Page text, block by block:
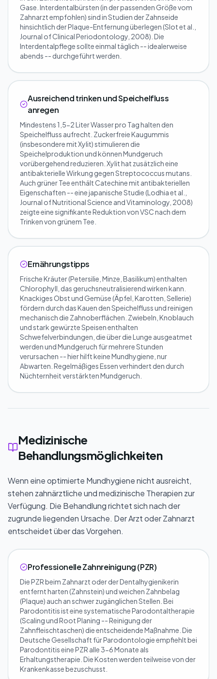
Gase. Interdentalbürsten (in der passenden Größe vom
Zahnarzt empfohlen) sind in Studien der Zahnseide
hinsichtlich der Plaque-Entfernung überlegen (Slot et al.,
Journal of Clinical Periodontology, 2008). Die
Interdentalpflege sollte einmal täglich -- idealerweise
abends -- durchgeführt werden.
Ausreichend trinken und Speichelfluss
anregen
Mindestens 1,5-2 Liter Wasser pro Tag halten den
Speichelfluss aufrecht. Zuckerfreie Kaugummis
(insbesondere mit Xylit) stimulieren die
Speichelproduktion und können Mundgeruch
vorübergehend reduzieren. Xylit hat zusätzlich eine
antibakterielle Wirkung gegen Streptococcus mutans.
Auch grüner Tee enthält Catechine mit antibakteriellen
Eigenschaften -- eine japanische Studie (Lodhia et al.,
Journal of Nutritional Science and Vitaminology, 2008)
zeigte eine signifikante Reduktion von VSC nach dem
Trinken von grünem Tee.
Ernährungstipps
Frische Kräuter (Petersilie, Minze, Basilikum) enthalten
Chlorophyll, das geruchsneutralisierend wirken kann.
Knackiges Obst und Gemüse (Äpfel, Karotten, Sellerie)
fördern durch das Kauen den Speichelfluss und reinigen
mechanisch die Zahnoberflächen. Zwiebeln, Knoblauch
und stark gewürzte Speisen enthalten
Schwefelverbindungen, die über die Lunge ausgeatmet
werden und Mundgeruch für mehrere Stunden
verursachen -- hier hilft keine Mundhygiene, nur
Abwarten. Regelmäßiges Essen verhindert den durch
Nüchternheit verstärkten Mundgeruch.
Medizinische
Behandlungsmöglichkeiten
Wenn eine optimierte Mundhygiene nicht ausreicht,
stehen zahnärztliche und medizinische Therapien zur
Verfügung. Die Behandlung richtet sich nach der
zugrunde liegenden Ursache. Der Arzt oder Zahnarzt
entscheidet über das Vorgehen.
Professionelle Zahnreinigung (PZR)
Die PZR beim Zahnarzt oder der Dentalhygienikerin
entfernt harten (Zahnstein) und weichen Zahnbelag
(Plaque) auch an schwer zugänglichen Stellen. Bei
Parodontitis ist eine systematische Parodontaltherapie
(Scaling und Root Planing -- Reinigung der
Zahnfleischtaschen) die entscheidende Maßnahme. Die
Deutsche Gesellschaft für Parodontologie empfiehlt bei
Parodontitis eine PZR alle 3-6 Monate als
Erhaltungstherapie. Die Kosten werden teilweise von der
Krankenkasse bezuschusst.